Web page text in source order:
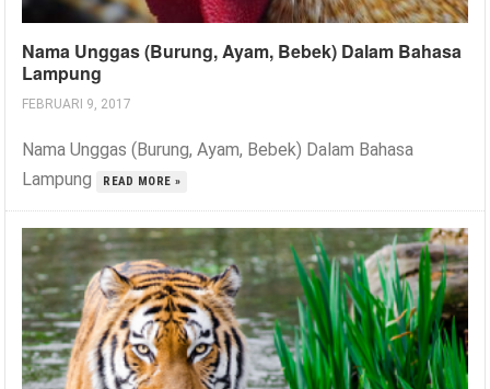
Nama Unggas (Burung, Ayam, Bebek) Dalam Bahasa
Lampung
FEBRUARI 9, 2017
Nama Unggas (Burung, Ayam, Bebek) Dalam Bahasa
Lampung
READ MORE »